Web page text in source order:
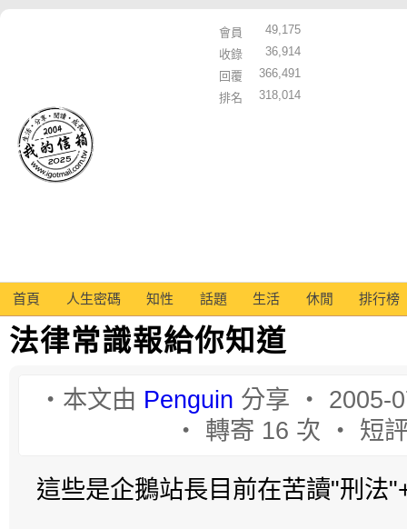
會員
49,175
收錄
36,914
回覆
366,491
排名
318,014
首頁 人生密碼 知性 話題 生活 休閒 排行榜
法律常識報給你知道
‧本文由 Penguin 分享 ‧ 2005-
‧ 轉寄 16 次 ‧ 短
這些是企鵝站長目前在苦讀"刑法